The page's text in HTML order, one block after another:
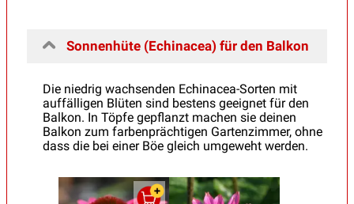
Sonnenhüte (Echinacea) für den Balkon
Die niedrig wachsenden Echinacea-Sorten mit
auffälligen Blüten sind bestens geeignet für den
Balkon. In Töpfe gepflanzt machen sie deinen
Balkon zum farbenprächtigen Gartenzimmer, ohne
dass die bei einer Böe gleich umgeweht werden.